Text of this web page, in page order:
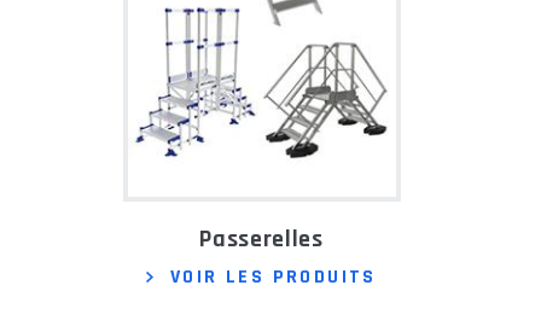
Passerelles
VOIR LES PRODUITS